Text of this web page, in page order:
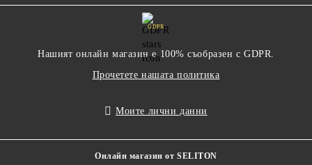
GDPR
Нашият онлайн магазин е 100% съобразен с GDPR.
Прочетете нашата политика
Моите лични данни
Онлайн магазин от SELITON